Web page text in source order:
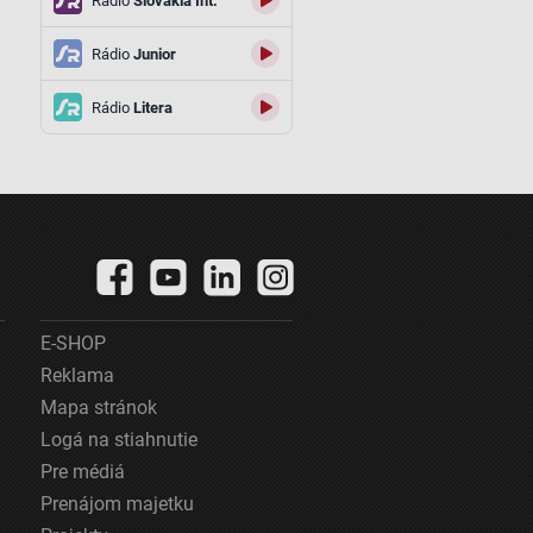
RádioJunior
RádioLitera
E-SHOP
Reklama
Mapa stránok
Logá na stiahnutie
Pre médiá
Prenájom majetku